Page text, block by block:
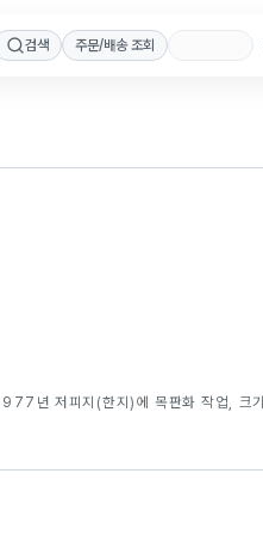
검색 주문/배송 조회
1977년 저피지(한지)에 목판화 작업,